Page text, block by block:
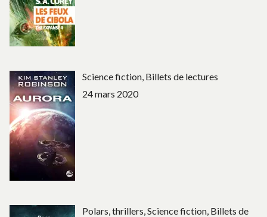
Science fiction, Billets de lectures
24 mars 2020
Polars, thrillers, Science fiction, Billets de